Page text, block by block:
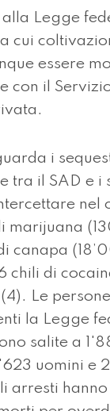
Legge
cui
essere
con il
i
tra il SAD e i
nel
marijuana
canapa
chili di
Le
la Legge
salite a
uomini e
arresti